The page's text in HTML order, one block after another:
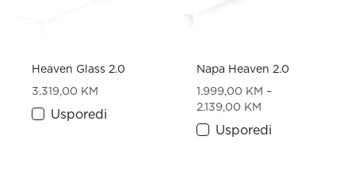
Heaven Glass 2.0
3.319,00 KM
Usporedi
Napa Heaven 2.0
1.999,00 KM –
2.139,00 KM
Usporedi